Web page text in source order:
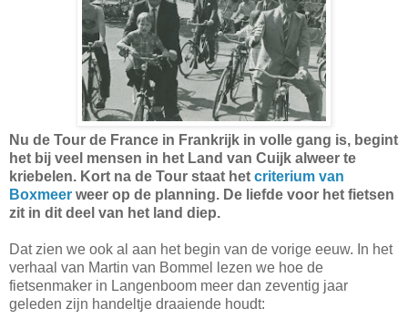
Nu de Tour de France in Frankrijk in volle gang is, begint
het bij veel mensen in het Land van Cuijk alweer te
kriebelen. Kort na de Tour staat het criterium van
Boxmeer weer op de planning. De liefde voor het fietsen
zit in dit deel van het land diep.
Dat zien we ook al aan het begin van de vorige eeuw. In het
verhaal van Martin van Bommel lezen we hoe de
fietsenmaker in Langenboom meer dan zeventig jaar
geleden zijn handeltje draaiende houdt: